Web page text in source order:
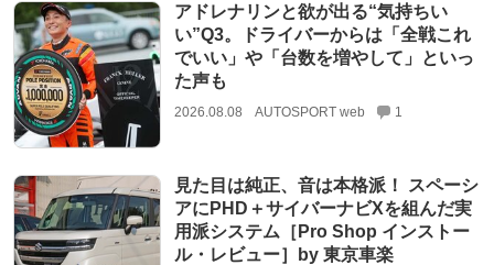
アドレナリンと欲が出る“気持ちい
い”Q3。ドライバーからは「全戦これ
でいい」や「台数を増やして」といっ
た声も
2026.08.08 AUTOSPORT web 1
見た目は純正、音は本格派！ スペーシ
アにPHD＋サイバーナビXを組んだ実
用派システム［Pro Shop インストー
ル・レビュー］by 東京車楽